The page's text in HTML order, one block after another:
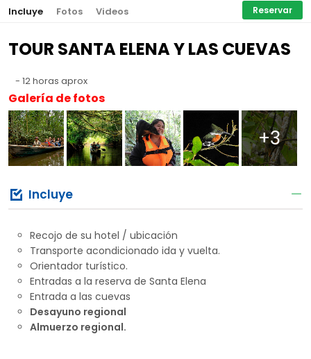
Incluye Fotos Videos Reservar
TOUR SANTA ELENA Y LAS CUEVAS
- 12 horas aprox
Galería de fotos
+3
Incluye
Recojo de su hotel / ubicación
Transporte acondicionado ida y vuelta.
Orientador turístico.
Entradas a la reserva de Santa Elena
Entrada a las cuevas
Desayuno regional
Almuerzo regional.